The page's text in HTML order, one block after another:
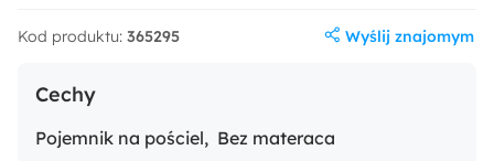
Cechy
Pojemnik na pościel Bez materaca
Kod produktu: 365295 Wyślij znajomym